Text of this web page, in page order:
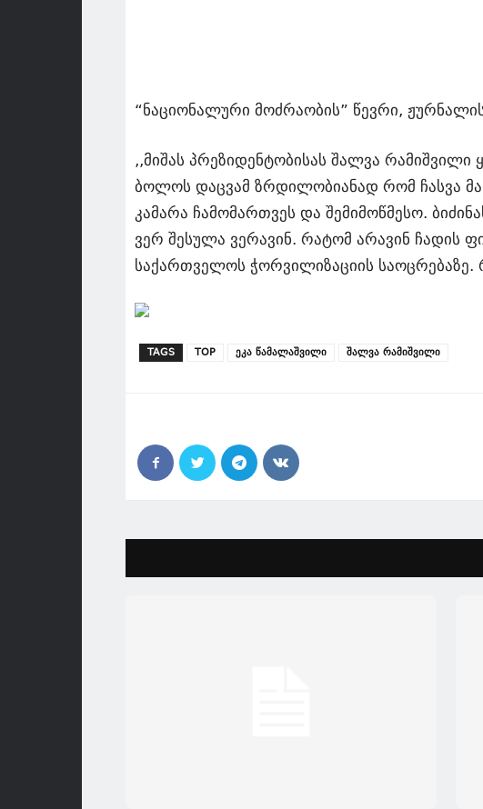
“ნაციონალური მოძრაობის” წევრი,
,,მიშას პრეზიდენტობისას შალვა
ბოლოს დაცვამ ზრდილობიანად რომ ჩასვა
კამარა ჩამომართვეს და შემიმოწმესო.
ვერ შესულა ვერავინ. რატომ არავინ ჩადის
საქართველოს ჭორვილიზაციის საოცრებაზე.
TAGS TOP ეკა წამალაშვილი შალვა რამიშვილი